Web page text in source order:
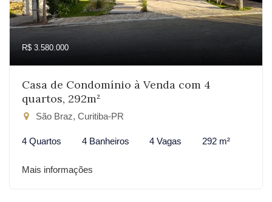
R$ 3.580.000
Casa de Condomínio à Venda com 4
quartos, 292m²
São Braz, Curitiba-PR
4 Quartos 4 Banheiros 4 Vagas 292 m²
Mais informações